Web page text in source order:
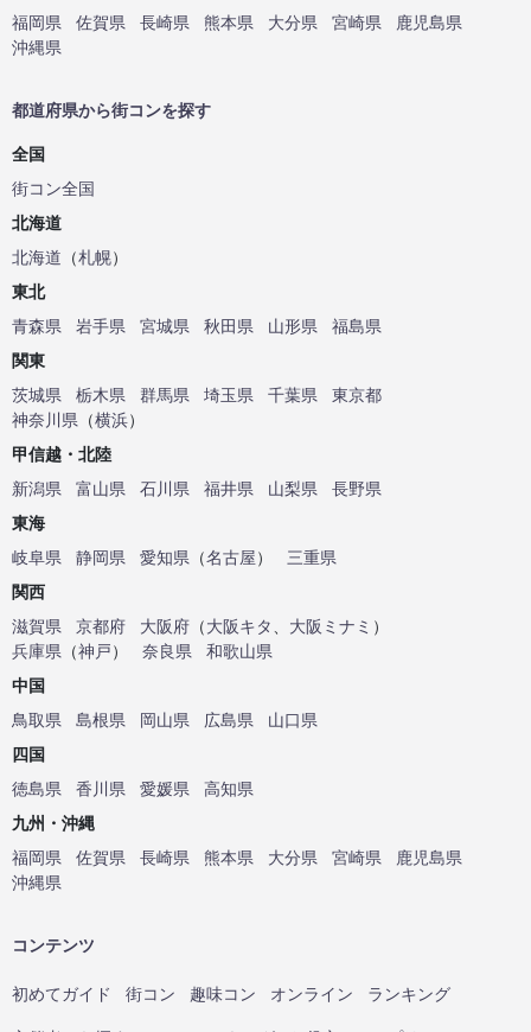
福岡県
佐賀県 長崎県 熊本県 大分県 宮崎県
鹿児島県
沖縄県
都道府県から街コンを探す
全国
街コン全国
北海道
北海道 （札幌）
東北
青森県
岩手県 宮城県 秋田県 山形県
福島県
関東
茨城県
栃木県 群馬県 埼玉県 千葉県
東京都
神奈川県 （横浜）
甲信越・北陸
新潟県
富山県 石川県 福井県 山梨県
長野県
東海
岐阜県
静岡県 愛知県 （名古屋）
三重県
関西
滋賀県
京都府 大阪府 （大阪キタ、 大阪ミナミ ）
兵庫県 （神戸） 奈良県
和歌山県
中国
鳥取県
島根県 岡山県 広島県
山口県
四国
徳島県
香川県 愛媛県
高知県
九州・沖縄
福岡県
佐賀県 長崎県 熊本県 大分県 宮崎県
鹿児島県
沖縄県
コンテンツ
初めてガイド 街コン 趣味コン オンライン ランキング